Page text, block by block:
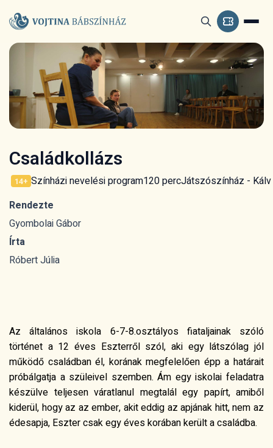
Családkollázs
14+ Színházi nevelési program120 percJátszószínház -
Rendezte
Gyombolai Gábor
Írta
Róbert Júlia
Az általános iskola 6-7-8.osztályos fiataljainak szóló
történet a 12 éves Eszterről szól, aki egy látszólag jól
működő családban él, korának megfelelően épp a határait
próbálgatja a szüleivel szemben. Ám egy iskolai feladatra
készülve teljesen váratlanul megtalál egy papírt, amiből
kiderül, hogy az az ember, akit eddig az apjának hitt, nem az
édesapja, Eszter csak egy éves korában került a családba.